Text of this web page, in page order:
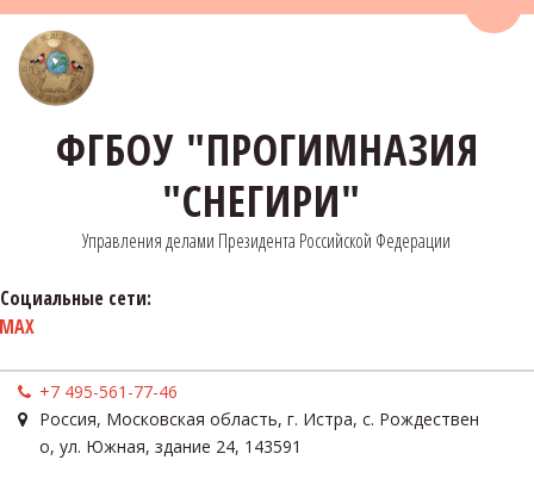
ФГБОУ "ПРОГИМНАЗИЯ
"СНЕГИРИ"
Управления делами Президента Российской Федерации
Социальные сети:
MAX
+7 495-561-77-46
Россия, Московская область, г. Истра, с. Рождествен
о, ул. Южная, здание 24, 143591